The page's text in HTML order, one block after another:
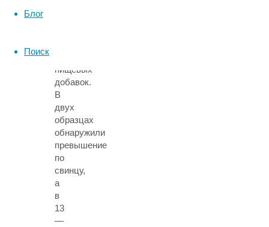
Блог
Поиск
пищевых
добавок.
В
двух
образцах
обнаружили
превышение
по
свинцу,
а
в
13
—